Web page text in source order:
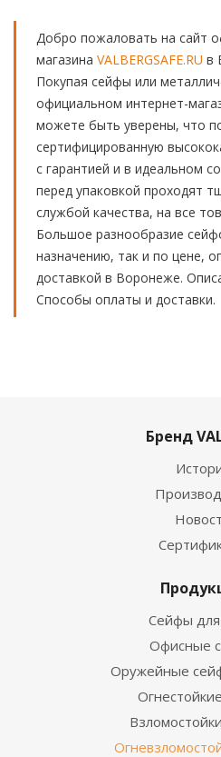
Добро пожаловать на сайт
магазина VALBERGSAFE.RU в
Покупая сейфы или
официальном интернет-
можете быть уверены, что
сертифицированную
с гарантией и в идеальном
перед упаковкой проходят
службой качества, на все
Большое разнообразие
назначению, так и по цене,
доставкой в Воронеже.
Способы оплаты и доставки.
Бренд
Сейфы
Офисные
Оружейные